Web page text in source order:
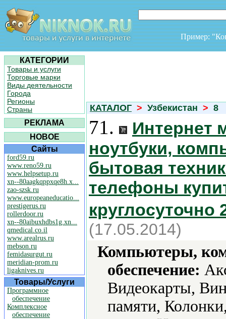
Пример:
КАТЕГОРИИ
Товары и услуги
Торговые марки
Виды деятельности
Города
Регионы
Страны
РЕКЛАМА
НОВОЕ
Сайты
ford59.ru
www.reno59.ru
www.helpsetup.ru
xn--80aagkqppxqe8h.x...
zao-szsk.ru
www.europeaneducatio...
prestigerus.ru
rollerdoor.ru
xn--80aibuxhdbs1g.xn...
qmedical.co.il
www.arealrus.ru
mebson.ru
femidasurgut.ru
meridian-prom.ru
ligaknives.ru
Товары/Услуги
Программное
обеспечение
Комплексное
обеспечение
КАТАЛОГ > Узбекистан > 8
71.
Интернет
ноутбуки,
бытовая
телефоны
круглосуточно
(17.05.2014)
Компьютеры,
обеспечение:
Видеокарты,
памяти,